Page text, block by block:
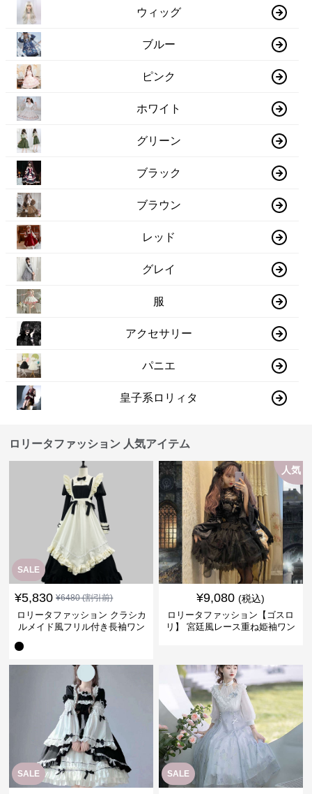
ウィッグ
ブルー
ピンク
ホワイト
グリーン
ブラック
ブラウン
レッド
グレイ
服
アクセサリー
パニエ
皇子系ロリィタ
ロリータファッション 人気アイテム
SALE
¥5,830 ¥6480(割引前)
ロリータファッション クラシカ
ルメイド風フリル付き長袖ワン
人気
¥9,080 (税込)
ロリータファッション【ゴスロ
リ】 宮廷風レース重ね姫袖ワン
SALE SALE